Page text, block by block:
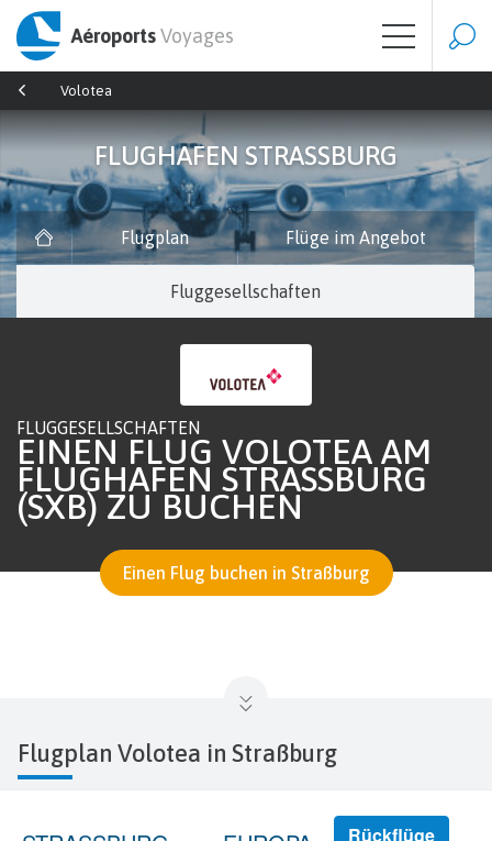
AéroportsVoyages
Volotea
FLUGHAFEN STRASSBURG
Flugplan Flüge im Angebot
Fluggesellschaften
FLUGGESELLSCHAFTEN
EINEN FLUG VOLOTEA AM
FLUGHAFEN STRASSBURG (
SXB) ZU BUCHEN
Einen Flug buchen in Straßburg
Flugplan Volotea in Straßburg